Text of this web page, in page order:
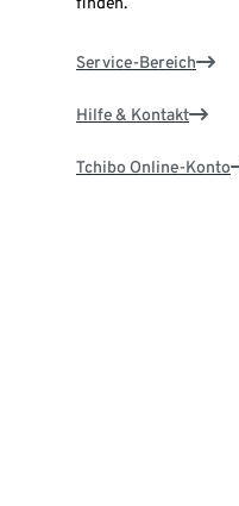
Service-Bereich
Hilfe & Kontakt
Tchibo Online-Konto